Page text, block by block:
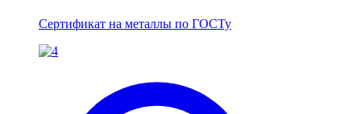
Сертификат на металлы по ГОСТу